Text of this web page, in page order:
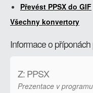
Převést PPSX do GIF
Všechny konvertory
Informace o
Z: PPSX
Prezentace v